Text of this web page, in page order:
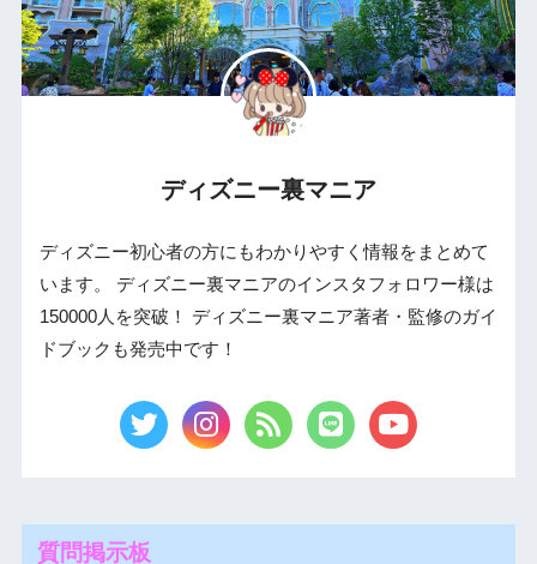
ディズニー裏マニア
ディズニー初心者の方にもわかりやすく情報をまとめて
います。 ディズニー裏マニアのインスタフォロワー様は
150000人を突破！ ディズニー裏マニア著者・監修のガイ
ドブックも発売中です！
質問掲示板